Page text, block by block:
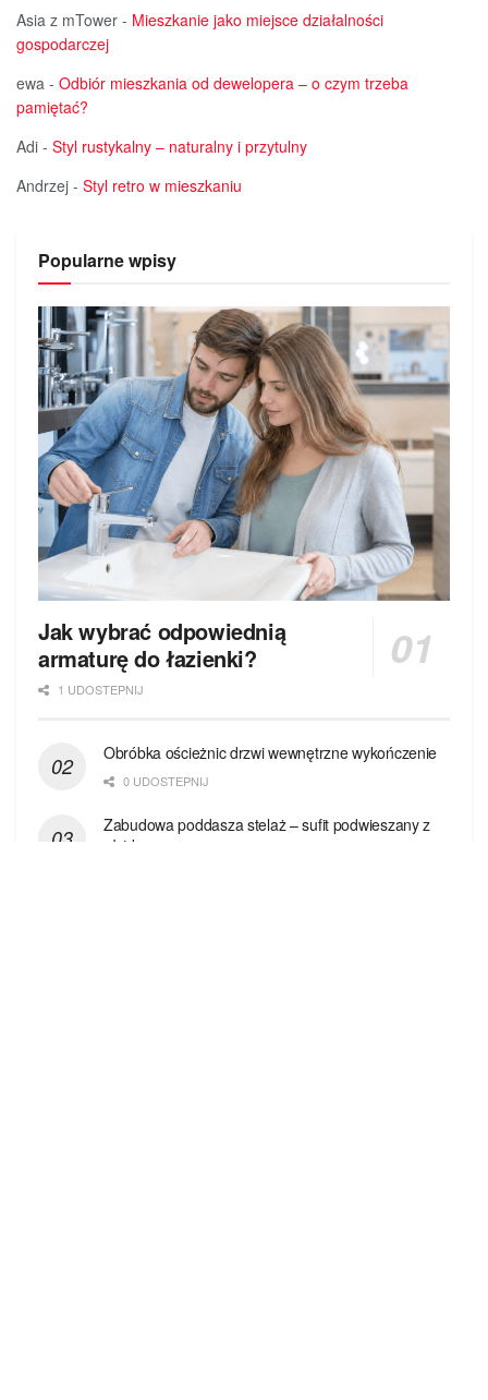
Asia z mTower - Mieszkanie jako miejsce działalności
gospodarczej
ewa - Odbiór mieszkania od dewelopera – o czym trzeba
pamiętać?
Adi - Styl rustykalny – naturalny i przytulny
Andrzej - Styl retro w mieszkaniu
Popularne wpisy
Jak wybrać odpowiednią
armaturę do łazienki?
1 UDOSTEPNIJ
Obróbka ościeżnic drzwi wewnętrzne wykończenie
0 UDOSTEPNIJ
Zabudowa poddasza stelaż – sufit podwieszany z
płyt kg